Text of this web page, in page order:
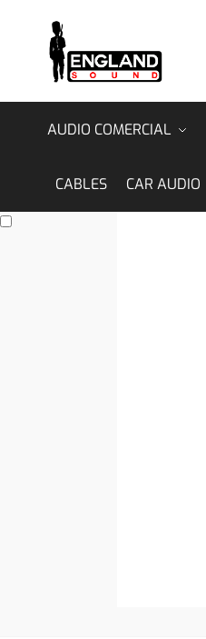
AUDIO COMERCIAL
CABLES CAR AUDIO